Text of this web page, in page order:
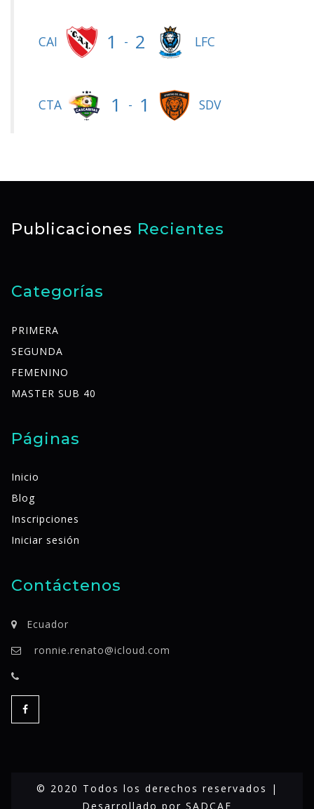
CAI 1 - 2 LFC
CTA 1 - 1 SDV
Publicaciones Recientes
Categorías
PRIMERA
SEGUNDA
FEMENINO
MASTER SUB 40
Páginas
Inicio
Blog
Inscripciones
Iniciar sesión
Contáctenos
Ecuador
ronnie.renato@icloud.com
© 2020 Todos los derechos reservados |
Desarrollado por SADCAF